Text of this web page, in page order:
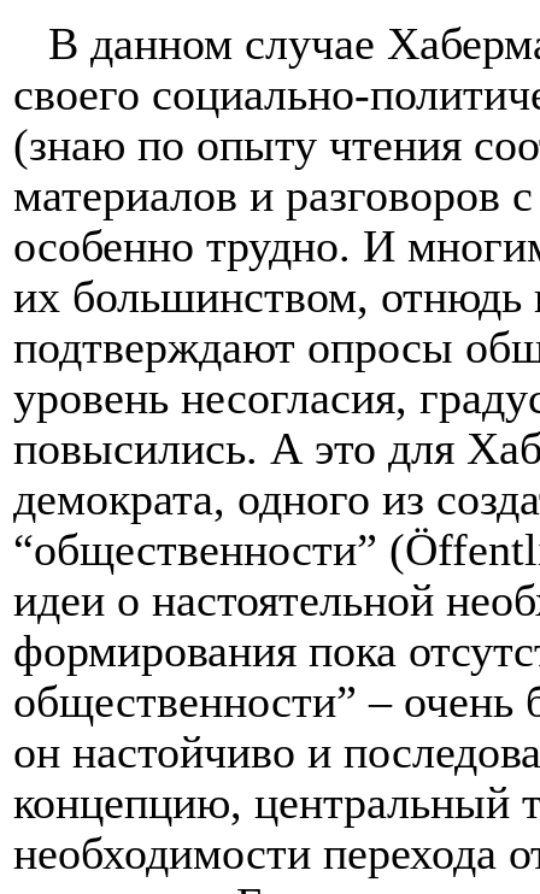
В данном случае
своего социально-
(знаю по опыту чтения
материалов и разговоров
особенно трудно. И
их большинством, отнюдь
подтверждают опросы
уровень несогласия,
повысились. А это для
демократа, одного из
“общественности”
идеи о настоятельной
формирования пока
общественности” –
он настойчиво и
концепцию, центральный
необходимости перехода